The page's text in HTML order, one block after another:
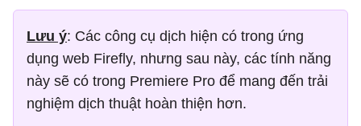
Lưu ý: Các công cụ dịch hiện có trong ứng
dụng web Firefly, nhưng sau này, các tính năng
này sẽ có trong Premiere Pro để mang đến trải
nghiệm dịch thuật hoàn thiện hơn.